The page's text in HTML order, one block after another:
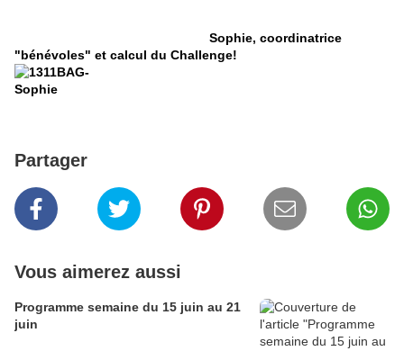
Sophie, coordinatrice
"bénévoles" et calcul du Challenge!
Partager
Vous aimerez aussi
Programme semaine du 15 juin au 21
juin